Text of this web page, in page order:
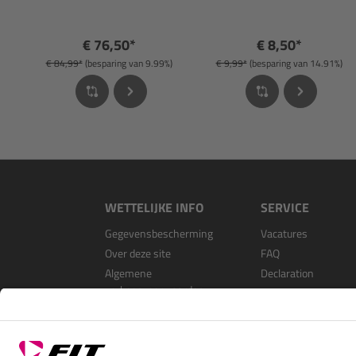
€ 76,50*
€ 84,99*(besparing van 9.99%)
€ 8,50*
€ 9,99*(besparing van 14.91%)
WETTELIJKE INFO
Gegevensbescherming
Over deze site
Algemene
verkoopvoorwaarden
SERVICE
Vacatures
FAQ
Declaration
Open Source